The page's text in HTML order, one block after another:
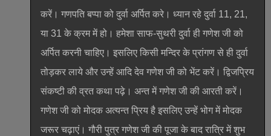
करें। गणपति बप्पा को दुर्वा अर्पित करे। ध्यान रहे दुर्वा 11, 21,
या 31 के क्रम में हो। हमेशा साफ-सुथरी दुर्वा ही गणेश जी को
अर्पित करनी चाहिए। इसलिए किसी मन्दिर के प्रांगण से ही दुर्वा
तोड़कर लाये और उन्हें आदि देव गणेश जी को भेंट करें। द्विजप्रिय
संकष्टी की व्रत कथा पढ़े। अन्त में गणेश जी की आरती करें।
गणेश जी को मोदक अत्यन्त प्रिय है इसलिए उन्हें भोग में मोदक
जरूर चढ़ाएं। गौरी पुत्र गणेश जी की पूजा के बाद रात्रि में शुभ